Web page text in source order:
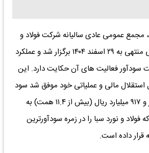
مجمع عمومی عادی سالیانه شرکت فولاد و
نورد سبا برای سال مالی منتهی به ۲۹ اسفند ۱۴۰۴ برگزار شد و عملکرد
سودآور فعالیت های آن حکایت دارد. این
مالی و عملیاتی خود موفق شد سود
خالصی معادل ۱۱۴ هزار و ۹۱۷ میلیارد ریال (بیش از ۱۱.۴ همت) به
فولاد و نورد سبا را در زمره سودآورترین
قرار داده است.